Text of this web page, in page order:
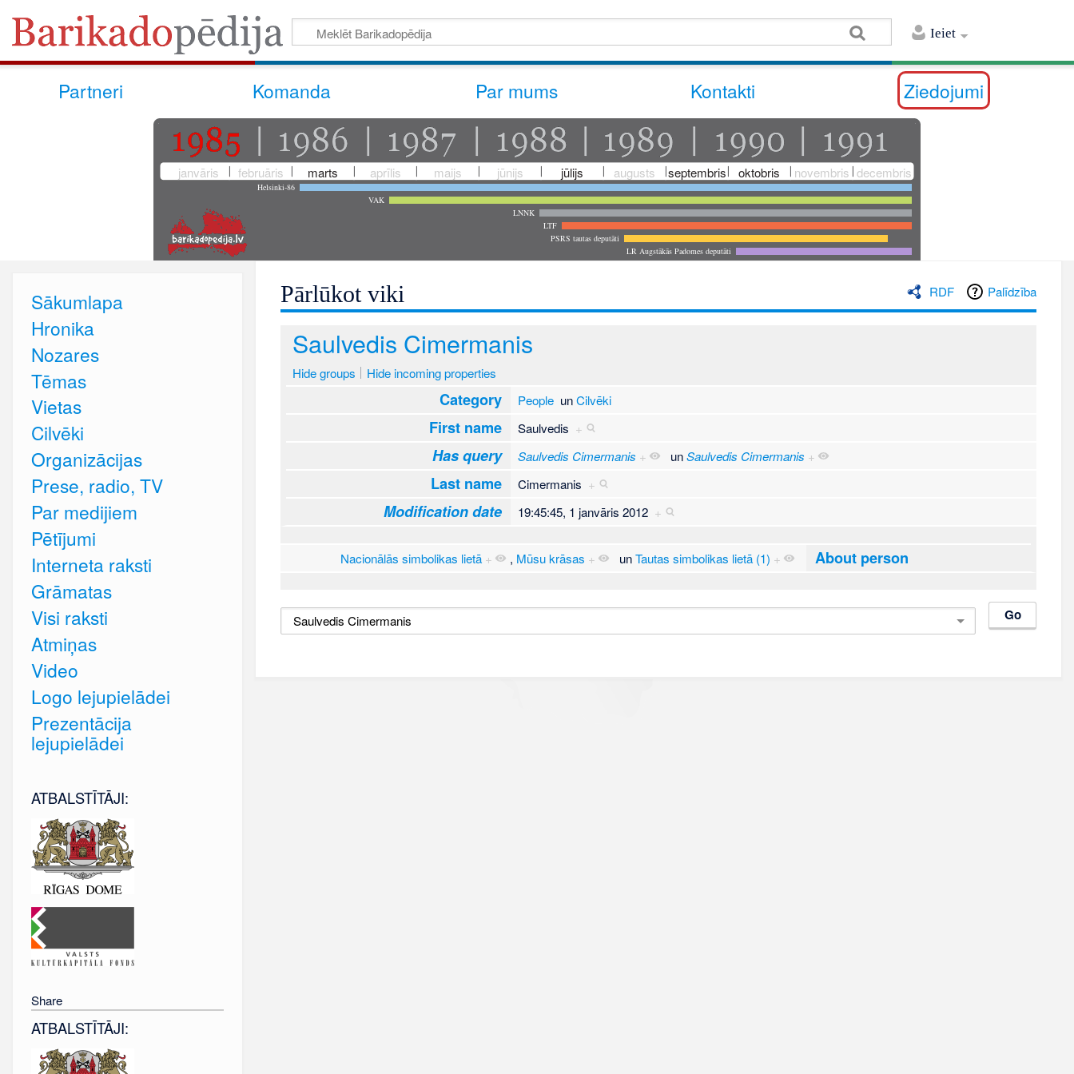
Ieiet
Partneri Komanda Par mums Kontakti Ziedojumi
janvāris februāris marts aprīlis maijs jūnijs jūlijs augusts septembris oktobris novembris decembris
Helsinki-86
VAK
LNNK
LTF
PSRS tautas deputāti
LR Augstākās Padomes deputāti
RDF Palīdzība
Pārlūkot viki
Saulvedis Cimermanis
Hide groups Hide incoming properties
Category PeopleunCilvēki
First name Saulvedis +
Has query Saulvedis Cimermanis + unSaulvedis Cimermanis +
Last name Cimermanis +
Modification date 19:45:45, 1 janvāris 2012 +
Nacionālās simbolikas lietā + , Mūsu krāsas + unTautas simbolikas lietā (1) + About person
Sākumlapa
Hronika
Nozares
Tēmas
Vietas
Cilvēki
Organizācijas
Prese, radio, TV
Par medijiem
Pētījumi
Interneta raksti
Grāmatas
Visi raksti
Atmiņas
Video
Logo lejupielādei
Prezentācija
lejupielādei
ATBALSTĪTĀJI:
Share
ATBALSTĪTĀJI: